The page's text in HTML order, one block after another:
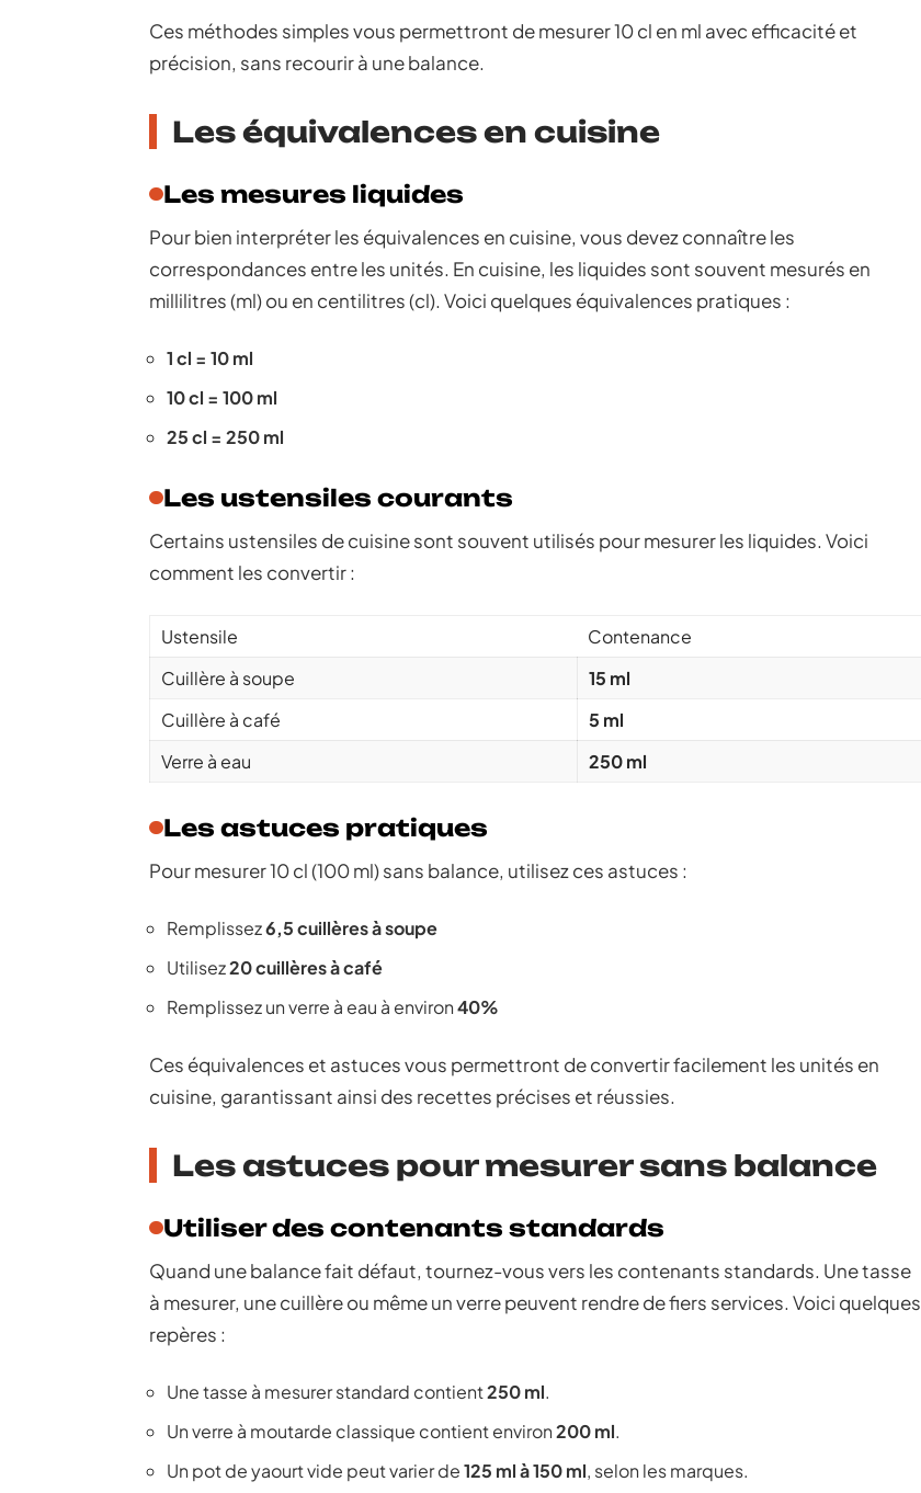
Ces méthodes simples vous permettront de mesurer 10 cl en ml avec efficacité et
précision, sans recourir à une balance.
Les équivalences en cuisine
Les mesures liquides
Pour bien interpréter les équivalences en cuisine, vous devez connaître les
correspondances entre les unités. En cuisine, les liquides sont souvent mesurés en
millilitres (ml) ou en centilitres (cl). Voici quelques équivalences pratiques :
1 cl = 10 ml
10 cl = 100 ml
25 cl = 250 ml
Les ustensiles courants
Certains ustensiles de cuisine sont souvent utilisés pour mesurer les liquides. Voici
comment les convertir :
Ustensile
Contenance
Cuillère à soupe
15 ml
Cuillère à café
5 ml
Verre à eau
250 ml
Les astuces pratiques
Pour mesurer 10 cl (100 ml) sans balance, utilisez ces astuces :
Remplissez6,5 cuillères à soupe
Utilisez20 cuillères à café
Remplissez un verre à eau à environ40%
Ces équivalences et astuces vous permettront de convertir facilement les unités en
cuisine, garantissant ainsi des recettes précises et réussies.
Les astuces pour mesurer sans balance
Utiliser des contenants standards
Quand une balance fait défaut, tournez-vous vers les contenants standards. Une tasse
à mesurer, une cuillère ou même un verre peuvent rendre de fiers services. Voici quelques
repères :
Une tasse à mesurer standard contient250 ml.
Un verre à moutarde classique contient environ200 ml.
Un pot de yaourt vide peut varier de125 ml à 150 ml, selon les marques.